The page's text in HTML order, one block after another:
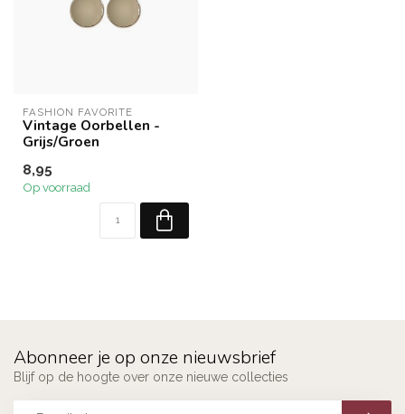
FASHION FAVORITE
Vintage Oorbellen -
Grijs/Groen
8,95
Op voorraad
Abonneer je op onze nieuwsbrief
Blijf op de hoogte over onze nieuwe collecties